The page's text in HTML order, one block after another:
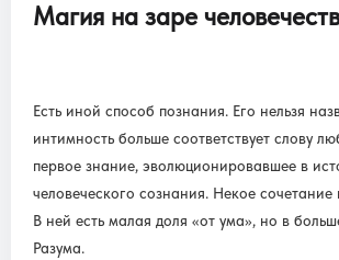
Магия на заре
Есть иной способ познания. Его нельзя
интимность больше соответствует слову
первое знание, эволюционировавшее в
человеческого сознания. Некое
В ней есть малая доля «от ума», но в
Разума.